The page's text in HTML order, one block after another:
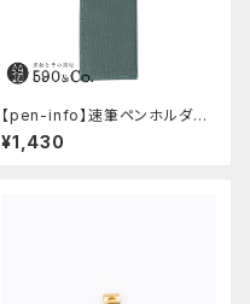
【pen-info】速筆ペンホルダー
590&Co.別注色 (アクアブル
ー)
¥1,430